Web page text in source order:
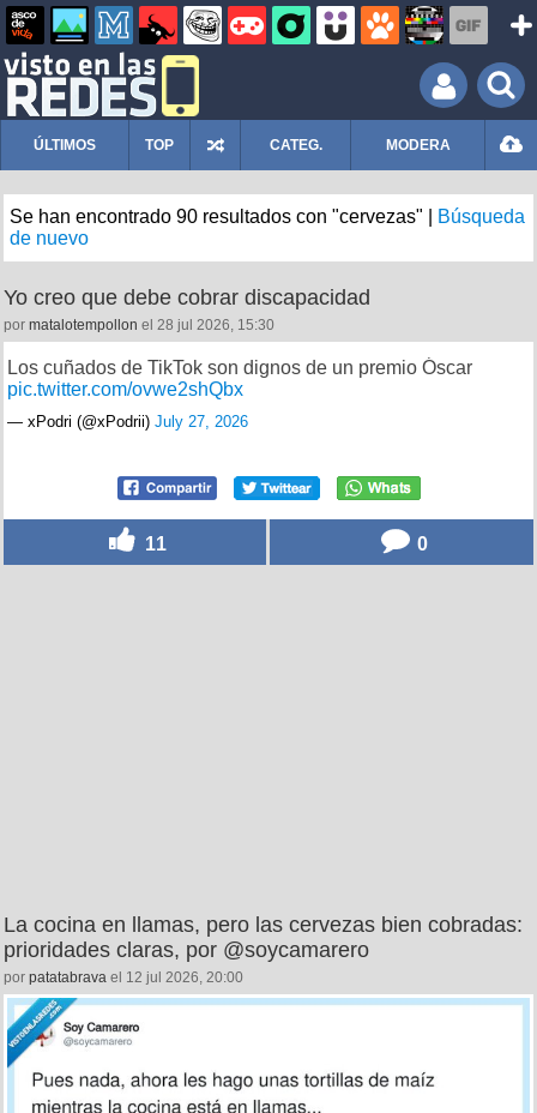
ÚLTIMOS TOP CATEG. MODERA
Se han encontrado 90 resultados con "cervezas" |
Búsqueda
de nuevo
Yo creo que debe cobrar discapacidad
por matalotempollon el 28 jul 2026, 15:30
Los cuñados de TikTok son dignos de un premio Óscar
pic.twitter.com/ovwe2shQbx
— xPodri (@xPodrii) July 27, 2026
11 0
La cocina en llamas, pero las cervezas bien cobradas:
prioridades claras, por @soycamarero
por patatabrava el 12 jul 2026, 20:00